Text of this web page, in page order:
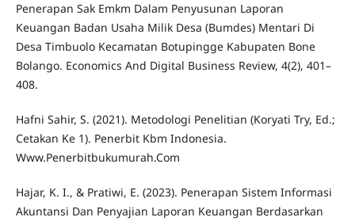
Penerapan Sak Emkm Dalam Penyusunan Laporan
Keuangan Badan Usaha Milik Desa (Bumdes) Mentari Di
Desa Timbuolo Kecamatan Botupingge Kabupaten Bone
Bolango. Economics And Digital Business Review, 4(2), 401–
408.
Hafni Sahir, S. (2021). Metodologi Penelitian (Koryati Try, Ed.;
Cetakan Ke 1). Penerbit Kbm Indonesia.
Www.Penerbitbukumurah.Com
Hajar, K. I., & Pratiwi, E. (2023). Penerapan Sistem Informasi
Akuntansi Dan Penyajian Laporan Keuangan Berdasarkan